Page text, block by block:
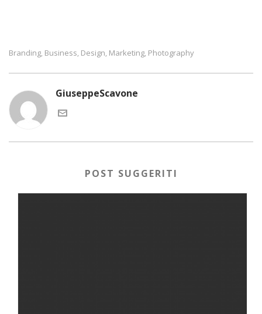
Branding, Business, Design, Marketing, Photography
GiuseppeScavone
POST SUGGERITI